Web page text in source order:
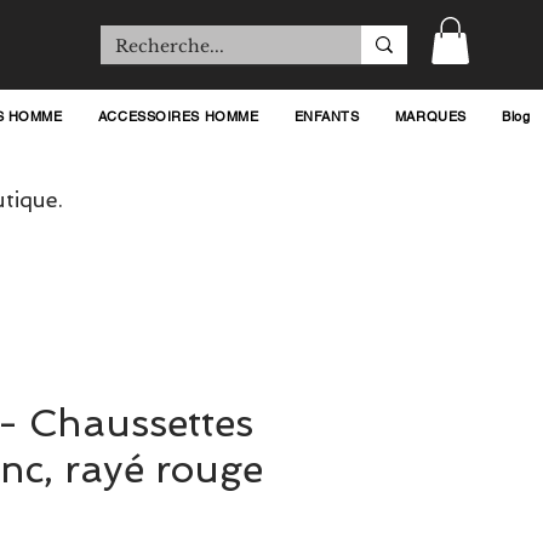
HOMME ACCESSOIRES HOMME ENFANTS MARQUES Blog
Chaussettes
rayé rouge